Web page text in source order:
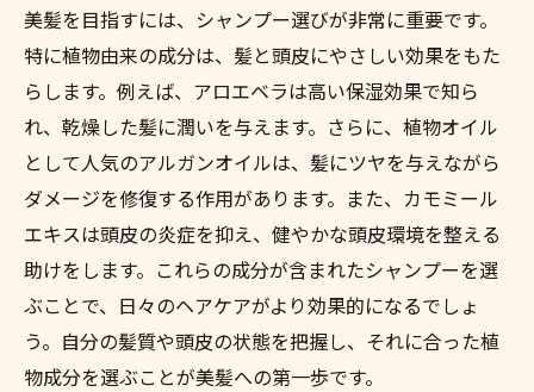
美髪を目指すには、シャンプー選びが非常に重要です。
特に植物由来の成分は、髪と頭皮にやさしい効果をもた
らします。例えば、アロエベラは高い保湿効果で知ら
れ、乾燥した髪に潤いを与えます。さらに、植物オイル
として人気のアルガンオイルは、髪にツヤを与えながら
ダメージを修復する作用があります。また、カモミール
エキスは頭皮の炎症を抑え、健やかな頭皮環境を整える
助けをします。これらの成分が含まれたシャンプーを選
ぶことで、日々のヘアケアがより効果的になるでしょ
う。自分の髪質や頭皮の状態を把握し、それに合った植
物成分を選ぶことが美髪への第一歩です。